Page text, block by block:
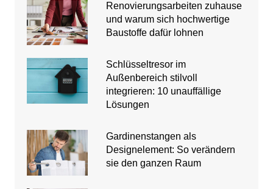
Renovierungsarbeiten zuhause
und warum sich hochwertige
Baustoffe dafür lohnen
Schlüsseltresor im
Außenbereich stilvoll
integrieren: 10 unauffällige
Lösungen
Gardinenstangen als
Designelement: So verändern
sie den ganzen Raum